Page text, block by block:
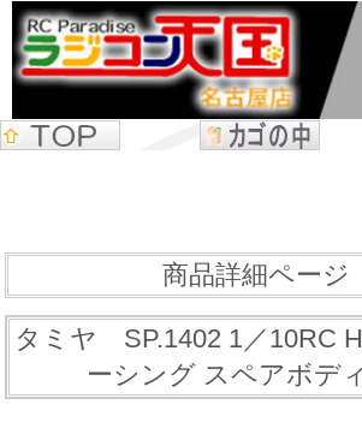
商品詳細ページ
タミヤ SP.1402 1／10RC
ーシング スペアボデ